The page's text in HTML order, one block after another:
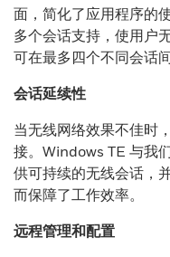
面，简化了应用程序的
多个会话支持，使用户
可在最多四个不同会话
会话延续性
当无线网络效果不佳时
接。Windows TE 与我
供可持续的无线会话，
而保障了工作效率。
远程管理和配置